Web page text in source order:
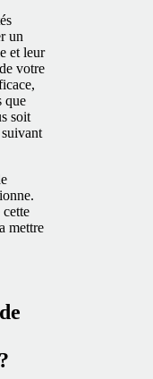
un
et leur
votre
que
soit
mettre